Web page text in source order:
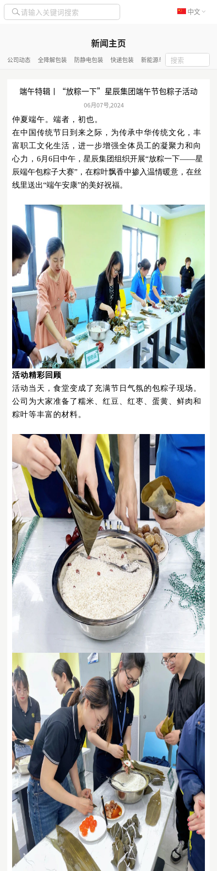
中文
新闻主页
公司动态 全降解包装 防静电包装 快递包装 新能源与化工包装
端午特辑丨“放粽一下”星辰集团端午节包粽子活动
06月07号,2024
仲夏端午。端者，初也。
在中国传统节日到来之际，为传承中华传统文化，丰
富职工文化生活，进一步增强全体员工的凝聚力和向
心力， 6月6日中午，星辰集团组织开展“放粽一下——星
辰端午包粽子大赛”，在粽叶飘香中掺入温情暖意，在丝
线里送出“端午安康”的美好祝福。
活动精彩回顾
活动当天，食堂变成了充满节日气氛的包粽子现场。
公司为大家准备了糯米、红豆、红枣、蛋黄、鲜肉和
粽叶等丰富的材料。